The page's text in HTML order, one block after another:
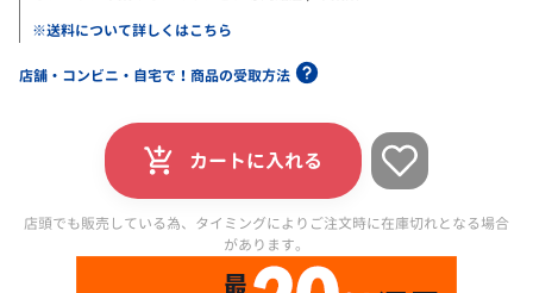
※送料について詳しくはこちら
店舗・コンビニ・自宅で！商品の受取方法
カートに入れる
店頭でも販売している為、タイミングによりご注文時に在庫切れとなる場合
があります。